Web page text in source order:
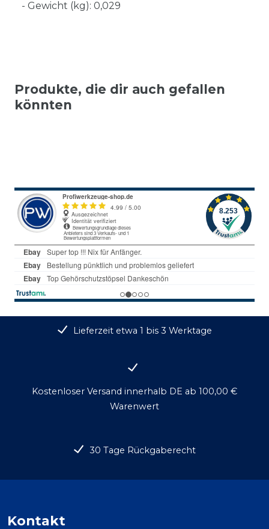
- Gewicht (kg): 0,029
Produkte, die dir auch gefallen
könnten
Lieferzeit etwa 1 bis 3 Werktage
Kostenloser Versand innerhalb DE ab 100,00 €
Warenwert
30 Tage Rückgaberecht
Kontakt